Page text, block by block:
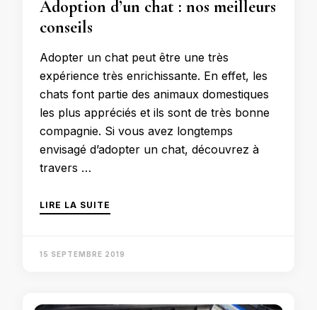
Adoption d’un chat : nos meilleurs
conseils
Adopter un chat peut être une très
expérience très enrichissante. En effet, les
chats font partie des animaux domestiques
les plus appréciés et ils sont de très bonne
compagnie. Si vous avez longtemps
envisagé d’adopter un chat, découvrez à
travers …
LIRE LA SUITE
15 SEPTEMBRE 2019